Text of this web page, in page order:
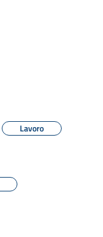
Lavoro